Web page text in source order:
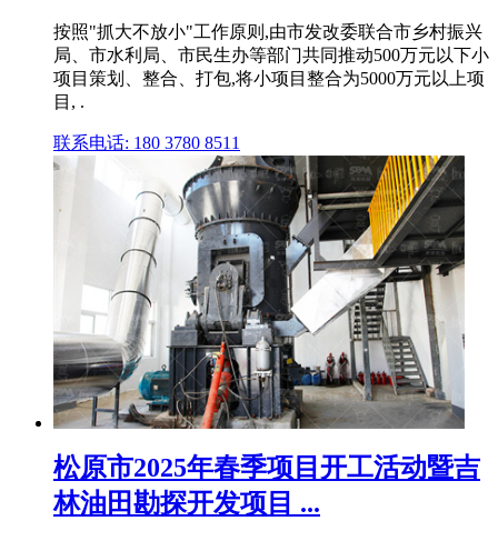
按照"抓大不放小"工作原则,由市发改委联合市乡村振兴
局、市水利局、市民生办等部门共同推动500万元以下小
项目策划、整合、打包,将小项目整合为5000万元以上项
目, .
联系电话: 180 3780 8511
松原市2025年春季项目开工活动暨吉
林油田勘探开发项目 ...